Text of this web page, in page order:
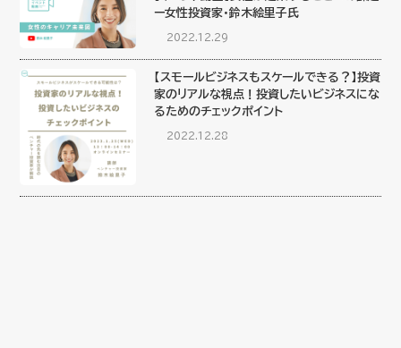
ー女性投資家・鈴木絵里子氏
2022.12.29
【スモールビジネスもスケールできる？】投資
家のリアルな視点！投資したいビジネスにな
るためのチェックポイント
2022.12.28